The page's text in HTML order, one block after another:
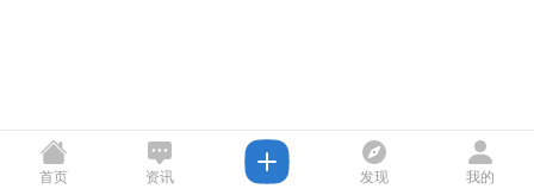
首页 资讯 发现 我的